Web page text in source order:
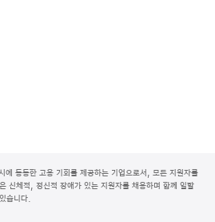
동등한 고용 기회를 제공하는 기업으로서, 모든 지원자를
체적, 정신적 장애가 있는 지원자를 채용하며 함께 일할
습니다.